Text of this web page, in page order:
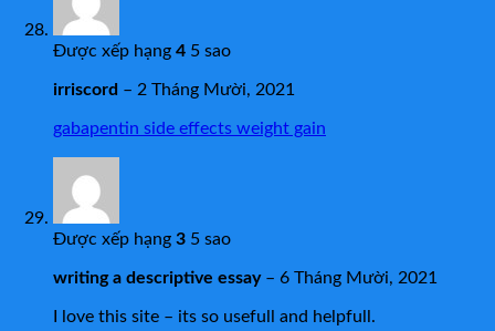
Được xếp hạng 4 5 sao
irriscord – 2 Tháng Mười, 2021
gabapentin side effects weight gain
Được xếp hạng 3 5 sao
writing a descriptive essay – 6 Tháng Mười, 2021
I love this site – its so usefull and helpfull.